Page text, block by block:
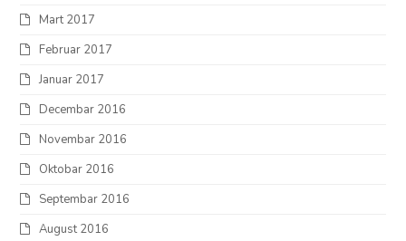
Mart 2017
Februar 2017
Januar 2017
Decembar 2016
Novembar 2016
Oktobar 2016
Septembar 2016
August 2016